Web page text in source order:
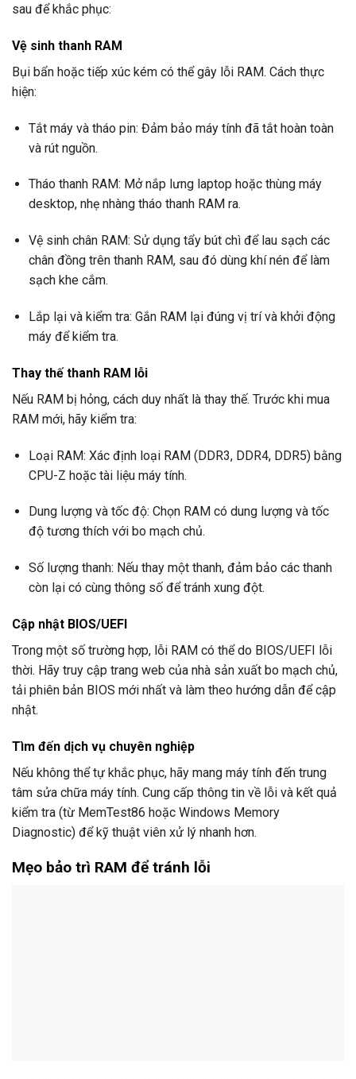
sau để khắc phục:
Vệ sinh thanh RAM
Bụi bẩn hoặc tiếp xúc kém có thể gây lỗi RAM. Cách thực
hiện:
Tắt máy và tháo pin: Đảm bảo máy tính đã tắt hoàn toàn
và rút nguồn.
Tháo thanh RAM: Mở nắp lưng laptop hoặc thùng máy
desktop, nhẹ nhàng tháo thanh RAM ra.
Vệ sinh chân RAM: Sử dụng tẩy bút chì để lau sạch các
chân đồng trên thanh RAM, sau đó dùng khí nén để làm
sạch khe cắm.
Lắp lại và kiểm tra: Gắn RAM lại đúng vị trí và khởi động
máy để kiểm tra.
Thay thế thanh RAM lỗi
Nếu RAM bị hỏng, cách duy nhất là thay thế. Trước khi mua
RAM mới, hãy kiểm tra:
Loại RAM: Xác định loại RAM (DDR3, DDR4, DDR5) bằng
CPU-Z hoặc tài liệu máy tính.
Dung lượng và tốc độ: Chọn RAM có dung lượng và tốc
độ tương thích với bo mạch chủ.
Số lượng thanh: Nếu thay một thanh, đảm bảo các thanh
còn lại có cùng thông số để tránh xung đột.
Cập nhật BIOS/UEFI
Trong một số trường hợp, lỗi RAM có thể do BIOS/UEFI lỗi
thời. Hãy truy cập trang web của nhà sản xuất bo mạch chủ,
tải phiên bản BIOS mới nhất và làm theo hướng dẫn để cập
nhật.
Tìm đến dịch vụ chuyên nghiệp
Nếu không thể tự khắc phục, hãy mang máy tính đến trung
tâm sửa chữa máy tính. Cung cấp thông tin về lỗi và kết quả
kiểm tra (từ MemTest86 hoặc Windows Memory
Diagnostic) để kỹ thuật viên xử lý nhanh hơn.
Mẹo bảo trì RAM để tránh lỗi